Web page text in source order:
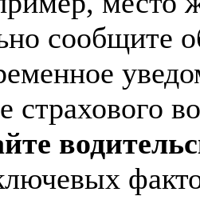
сообщите
страхового